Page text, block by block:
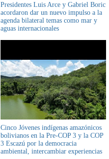
Presidentes Luis Arce y Gabriel Boric
acordaron dar un nuevo impulso a la
agenda bilateral temas como mar y
aguas internacionales
Cinco Jóvenes indígenas amazónicos
bolivianos en la Pre-COP 3 y la COP
3 Escazú por la democracia
ambiental, intercambiar experiencias